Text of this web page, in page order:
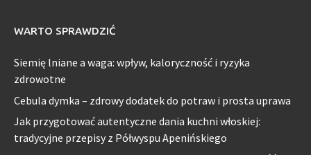
WARTO SPRAWDZIĆ
Siemię lniane a waga: wpływ, kaloryczność i ryzyka
zdrowotne
Cebula dymka – zdrowy dodatek do potraw i prosta uprawa
Jak przygotować autentyczne dania kuchni włoskiej:
tradycyjne przepisy z Półwyspu Apenińskiego